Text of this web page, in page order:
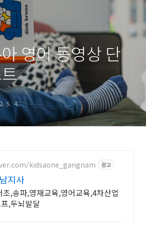
영어 동영상 단
5. 4.
kidsaone_gangnam 광고
지사
,송파,영재교육,영어교육,4차산업
,두뇌발달